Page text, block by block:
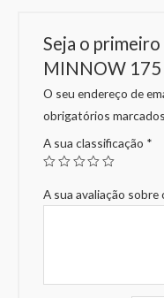
Seja o
MINNOW
O seu endereço de
obrigatórios
A sua classificação *
A sua avaliação